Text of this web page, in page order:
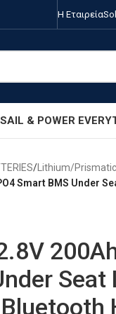
Η Εταιρεία
SAIL & POWER
/Lithium/Prismatic
Smart BMS Under
Seat